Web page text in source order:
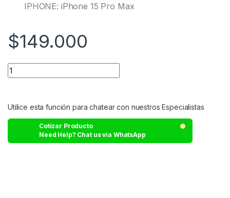
IPHONE: iPhone 15 Pro Max
$149.000
Utilice esta función para chatear con nuestros Especialistas
Cotizar Producto
Need Help? Chat us via WhatsApp